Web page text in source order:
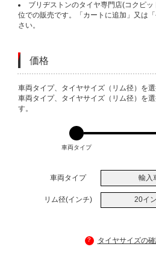
ブリヂストンのタイヤ専門店(コクピ
位での販売です。「カートに追加」又は
さい。
価格
VARIATIONS
車両タイプ、タイヤサイズ（リム径）を選
車両タイプ、タイヤサイズ（リム径）を
す。
車両タイプ
車両タイプ 輸入
リム径(インチ) 20イ
? タイヤサイズの